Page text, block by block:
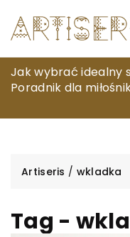
Jak testy
bezpieczeństwo
Jak wybrać idealny
Poradnik dla
Jak skutecznie
ultrasonografii –
Artiseris / wkladka
Tag -